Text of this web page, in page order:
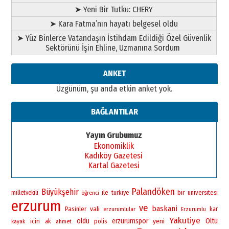
28 Temmuz 2026 Salı
Ahmet Gökhan YAZICI
Ahmed Yesevi’den bir Alperen…
”Reisimiz” idi… Hakka yürüdü.!
26 Mart 2026 Perşembe
gönül adamı Faruk Terzioğlu!
Başkan Sekmen’den Erzurum’a
bir vizyon proje daha!
02 Ağustos 2026 Pazar
➤ Yeni Bir Tutku: CHERY
➤ Kara Fatma’nın hayatı belgesel oldu
➤ Yüz Binlerce Vatandaşın İstihdam Edildiği Özel Güvenlik
Sektörünü İşin Ehline, Uzmanına Sordum
ANKET
Üzgünüm, şu anda etkin anket yok.
BAĞLANTILAR
Yayın Grubumuz
Ekonomiklik
Kadıköy Gazetesi
Kartal Gazetesi
milletvekili Büyükşehir öğrenci ile turkiye Palandöken bir universitesi
erzurum Pasinler vali erzurumlular ve baskani Erzurumlu kar
kayak icin ak ahmet oldu polis erzurumspor yeni Yakutiye Oltu